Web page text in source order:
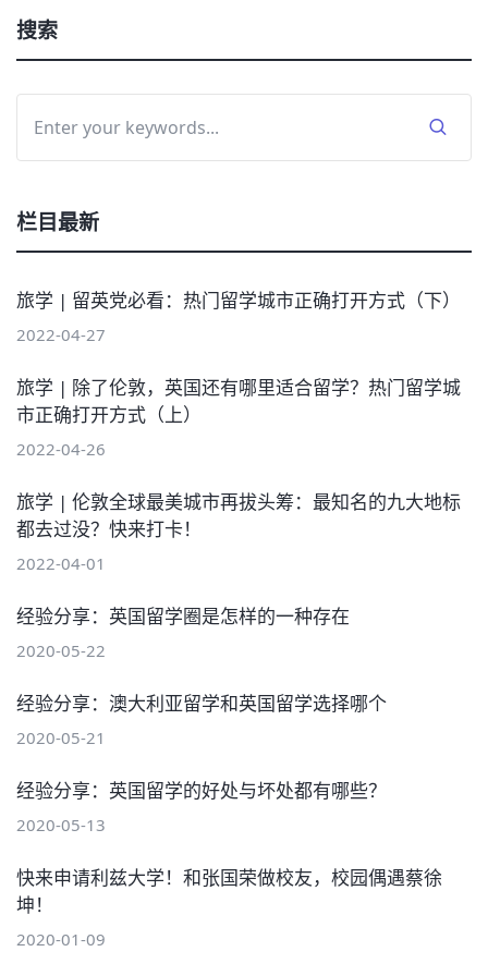
搜索
栏目最新
旅学 | 留英党必看：热门留学城市正确打开方式（下）
2022-04-27
旅学 | 除了伦敦，英国还有哪里适合留学？热门留学城
市正确打开方式（上）
2022-04-26
旅学 | 伦敦全球最美城市再拔头筹：最知名的九大地标
都去过没？快来打卡！
2022-04-01
经验分享：英国留学圈是怎样的一种存在
2020-05-22
经验分享：澳大利亚留学和英国留学选择哪个
2020-05-21
经验分享：英国留学的好处与坏处都有哪些？
2020-05-13
快来申请利兹大学！和张国荣做校友，校园偶遇蔡徐
坤！
2020-01-09